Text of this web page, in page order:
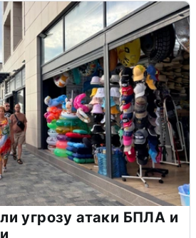
угрозу атаки БПЛА и